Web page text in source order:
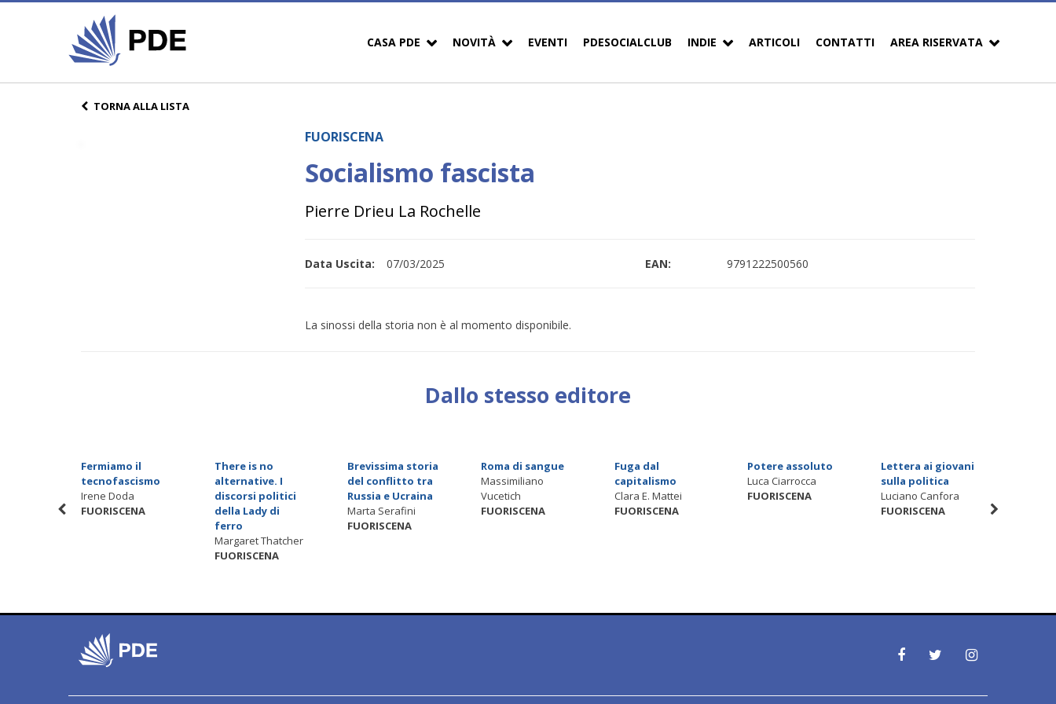
CASA PDE NOVITÀ EVENTI PDESOCIALCLUB INDIE ARTICOLI CONTATTI AREA RISERVATA
TORNA ALLA LISTA
FUORISCENA
Socialismo fascista
Pierre Drieu La Rochelle
Data Uscita: 07/03/2025 EAN: 9791222500560
La sinossi della storia non è al momento disponibile.
Dallo stesso editore
Fermiamo il
tecnofascismo
Irene Doda
FUORISCENA
There is no
alternative. I
discorsi politici
della Lady di
ferro
Margaret Thatcher
FUORISCENA
Brevissima storia
del conflitto tra
Russia e Ucraina
Marta Serafini
FUORISCENA
Roma di sangue
Massimiliano
Vucetich
FUORISCENA
Fuga dal
capitalismo
Clara E. Mattei
FUORISCENA
Potere assoluto
Luca Ciarrocca
FUORISCENA
Lettera ai giovani
sulla politica
Luciano Canfora
FUORISCENA